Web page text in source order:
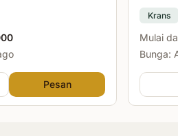
Pesan
Krans
Mulai
Bunga: